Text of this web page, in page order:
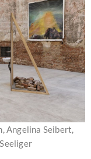
Angelina Seibert,